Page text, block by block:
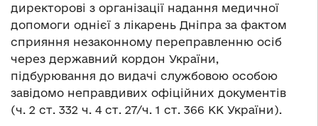
директорові з організації надання медичної
допомоги однієї з лікарень Дніпра за фактом
сприяння незаконному переправленню осіб
через державний кордон України,
підбурювання до видачі службовою особою
завідомо неправдивих офіційних документів
(ч. 2 ст. 332 ч. 4 ст. 27/ч. 1 ст. 366 КК України).